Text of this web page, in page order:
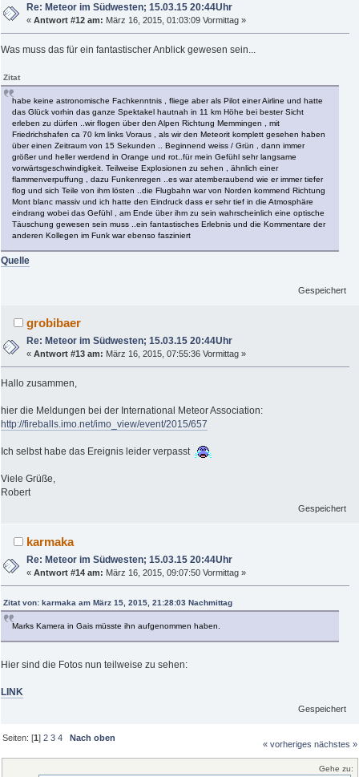
Re: Meteor im Südwesten; 15.03.15 20:44Uhr
«Antwort #12 am: März 16, 2015, 01:03:09 Vormittag »
Was muss das für ein fantastischer Anblick gewesen sein...
Zitat
habe keine astronomische Fachkenntnis , fliege aber als Pilot einer Airline und hatte
das Glück vorhin das ganze Spektakel hautnah in 11 km Höhe bei bester Sicht
erleben zu dürfen ..wir flogen über den Alpen Richtung Memmingen , mit
Friedrichshafen ca 70 km links Voraus , als wir den Meteorit komplett gesehen haben
über einen Zeitraum von 15 Sekunden .. Beginnend weiss / Grün , dann immer
größer und heller werdend in Orange und rot..für mein Gefühl sehr langsame
vorwärtsgeschwindigkeit. Teilweise Explosionen zu sehen , ähnlich einer
flammenverpuffung , dazu Funkenregen ..es war atemberaubend wie er immer tiefer
flog und sich Teile von ihm lösten ..die Flugbahn war von Norden kommend Richtung
Mont blanc massiv und ich hatte den Eindruck dass er sehr tief in die Atmosphäre
eindrang wobei das Gefühl , am Ende über ihm zu sein wahrscheinlich eine optische
Täuschung gewesen sein muss ..ein fantastisches Erlebnis und die Kommentare der
anderen Kollegen im Funk war ebenso fasziniert
Quelle
Gespeichert
grobibaer
Re: Meteor im Südwesten; 15.03.15 20:44Uhr
«Antwort #13 am: März 16, 2015, 07:55:36 Vormittag »
Hallo zusammen,
hier die Meldungen bei der International Meteor Association:
http://fireballs.imo.net/imo_view/event/2015/657
Ich selbst habe das Ereignis leider verpasst
Viele Grüße,
Robert
Gespeichert
karmaka
Re: Meteor im Südwesten; 15.03.15 20:44Uhr
«Antwort #14 am: März 16, 2015, 09:07:50 Vormittag »
Zitat von: karmaka am März 15, 2015, 21:28:03 Nachmittag
Marks Kamera in Gais müsste ihn aufgenommen haben.
Hier sind die Fotos nun teilweise zu sehen:
LINK
Gespeichert
Seiten: [1]2 3 4 Nach oben
« vorheriges nächstes »
Gehe zu: